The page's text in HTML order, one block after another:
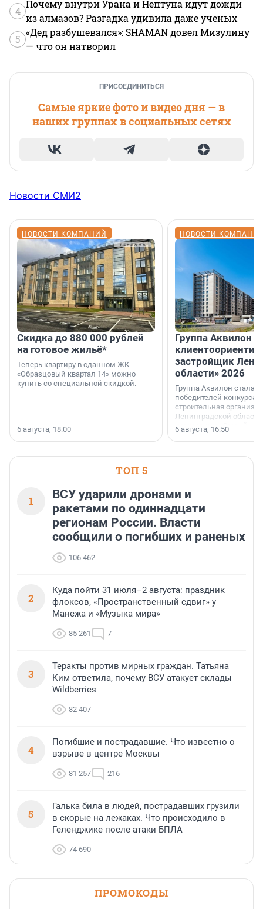
4
Почему внутри Урана и Нептуна идут дожди
из алмазов? Разгадка удивила даже ученых
5
«Дед разбушевался»: SHAMAN довел Мизулину
— что он натворил
ПРИСОЕДИНИТЬСЯ
Самые яркие фото и видео дня — в
наших группах в социальных сетях
Новости СМИ2
НОВОСТИ КОМПАНИЙ
Скидка до 880 000 рублей
на готовое жильё*
Теперь квартиру в сданном ЖК
«Образцовый квартал 14» можно
купить со специальной скидкой.
6 августа, 18:00
НОВОСТИ
Группа Аквилон
застройщик
области» 2026
Группа Аквилон стала
победителей конкурса
строительная
Ленинградской области
номинации «Самый
застройщик
области».
6 августа, 16:50
ТОП 5
1
ВСУ ударили дронами и
ракетами по одиннадцати
регионам России. Власти
сообщили о погибших и раненых
106 462
2
Куда пойти 31 июля–2 августа: праздник
флоксов, «Пространственный сдвиг» у
Манежа и «Музыка мира»
85 261 7
3
Теракты против мирных граждан. Татьяна
Ким ответила, почему ВСУ атакует склады
Wildberries
82 407
4
Погибшие и пострадавшие. Что известно о
взрыве в центре Москвы
81 257 216
5
Галька била в людей, пострадавших грузили
в скорые на лежаках. Что происходило в
Геленджике после атаки БПЛА
74 690
ПРОМОКОДЫ